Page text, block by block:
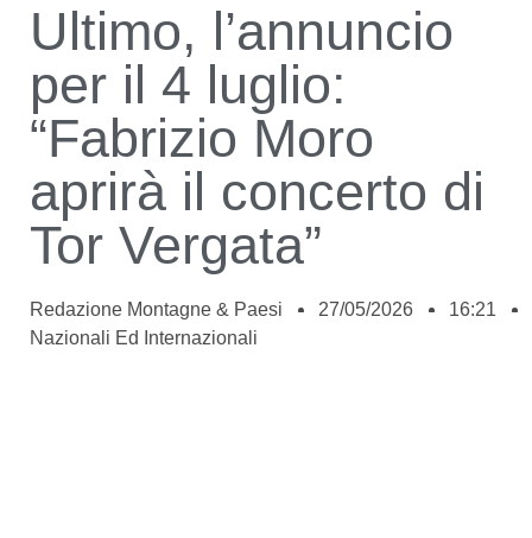
Ultimo, l’annuncio
per il 4 luglio:
“Fabrizio Moro
aprirà il concerto di
Tor Vergata”
Redazione Montagne & Paesi 27/05/2026
16:21
Nazionali Ed Internazionali